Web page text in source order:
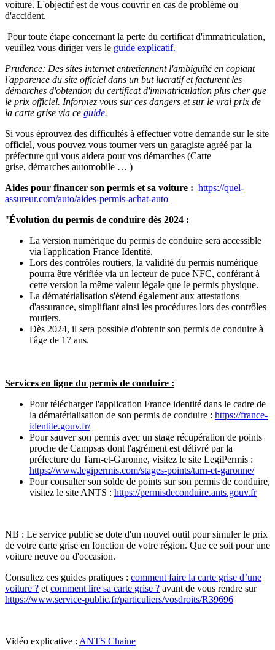
voiture. L'objectif est de vous couvrir en cas de problème ou
d'accident.
Pour toute étape concernant la perte du certificat d'immatriculation,
veuillez vous diriger vers le guide explicatif.
Prudence: Des sites internet entretiennent l'ambiguïté en copiant
l'apparence du site officiel dans un but lucratif et facturent les
démarches d'obtention du certificat d'immatriculation plus cher que
le prix officiel. Informez vous sur ces dangers et sur le vrai prix de
la carte grise via ce guide.
Si vous éprouvez des difficultés à effectuer votre demande sur le site
officiel, vous pouvez vous tourner vers un garagiste agréé par la
préfecture qui vous aidera pour vos démarches (Carte
grise, démarches automobile … )
Aides pour financer son permis et sa voiture : https://quel-
assureur.com/auto/aides-permis-achat-auto
"Évolution du permis de conduire dès 2024 :
La version numérique du permis de conduire sera accessible
via l'application France Identité.
Lors des contrôles routiers, la validité du permis numérique
pourra être vérifiée via un lecteur de puce NFC, conférant à
cette version la même valeur légale que le permis physique.
La dématérialisation s'étend également aux attestations
d'assurance, simplifiant ainsi les procédures lors des contrôles
routiers.
Dès 2024, il sera possible d'obtenir son permis de conduire à
l'âge de 17 ans.
Services en ligne du permis de conduire :
Pour télécharger l'application France identité dans le cadre de
la dématérialisation de son permis de conduire : https://france-
identite.gouv.fr/
Pour sauver son permis avec un stage récupération de points
proche de Campsas dont l'agrément est délivré par la
préfecture du Tarn-et-Garonne, visitez le site LegiPermis :
https://www.legipermis.com/stages-points/tarn-et-garonne/
Pour consulter son solde de points sur son permis de conduire,
visitez le site ANTS : https://permisdeconduire.ants.gouv.fr
NB : Le service public se dote d'un nouvel outil pour simuler le prix
de votre carte grise en fonction de votre région. Que ce soit pour une
voiture neuve ou d'occasion.
Consultez ces guides pratiques : comment faire la carte grise d’une
voiture ? et comment lire sa carte grise ? avant de vous rendre sur
https://www.service-public.fr/particuliers/vosdroits/R39696
Vidéo explicative : ANTS Chaine